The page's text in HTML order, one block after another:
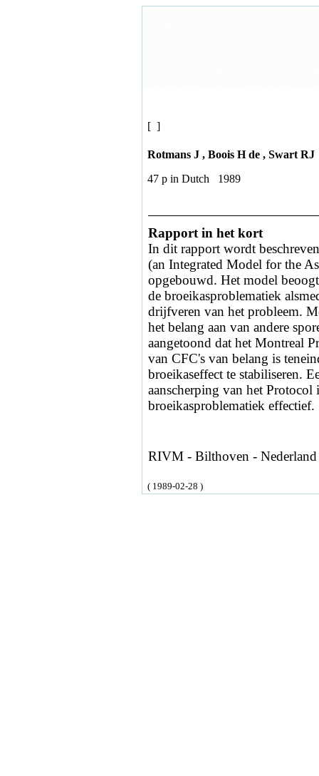
[ ]
Rotmans J , Boois H de , Swart RJ
47 p in Dutch 1989
Rapport in het kort
In dit rapport wordt
(an Integrated Model for the
opgebouwd. Het model
de broeikasproblematiek
drijfveren van het probleem.
het belang aan van andere
aangetoond dat het Montreal
van CFC's van belang is
broeikaseffect te stabiliseren.
aanscherping van het
broeikasproblematiek effectief.
RIVM - Bilthoven -
( 1989-02-28 )